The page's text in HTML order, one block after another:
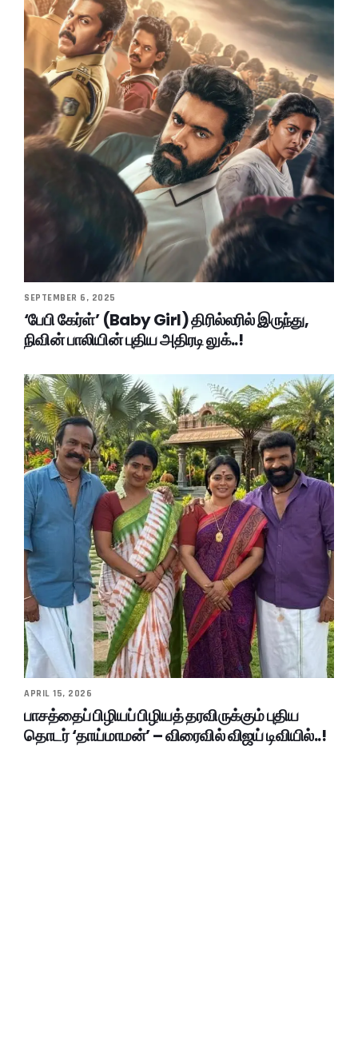
SEPTEMBER 6, 2025
‘பேபி கேர்ள்’ (Baby Girl) திரில்லரில் இருந்து,
நிவின் பாலியின் புதிய அதிரடி லுக்..!
APRIL 15, 2026
பாசத்தைப் பிழியப் பிழியத் தரவிருக்கும் புதிய
தொடர் ‘தாய்மாமன்’ – விரைவில் விஜய் டிவியில்..!